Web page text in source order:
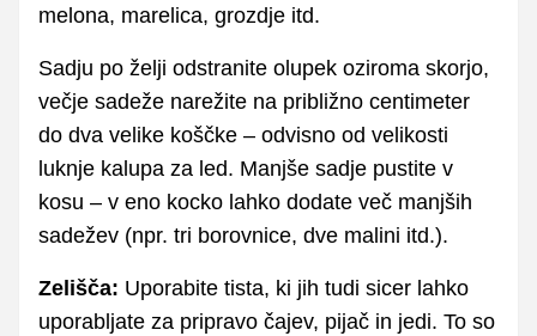
melona, marelica, grozdje itd.
Sadju po želji odstranite olupek oziroma skorjo,
večje sadeže narežite na približno centimeter
do dva velike koščke – odvisno od velikosti
luknje kalupa za led. Manjše sadje pustite v
kosu – v eno kocko lahko dodate več manjših
sadežev (npr. tri borovnice, dve malini itd.).
Zelišča: Uporabite tista, ki jih tudi sicer lahko
uporabljate za pripravo čajev, pijač in jedi. To so